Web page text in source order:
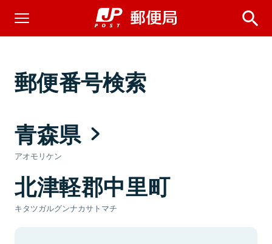
郵便番号検索
青森県
アオモリケン
北津軽郡中里町
キタツガルグンナカサトマチ